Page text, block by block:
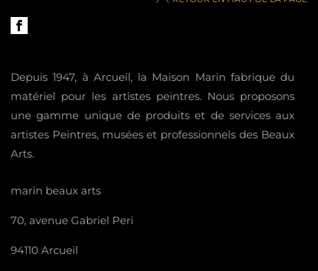
Depuis 1947, à Arcueil, la Maison Marin fabrique du
matériel pour les artistes peintres. Nous proposons
une gamme unique de produits et de services aux
artistes Peintres, musées et professionnels des Beaux
Arts.
marin beaux arts
70, avenue Gabriel Peri
94110 Arcueil